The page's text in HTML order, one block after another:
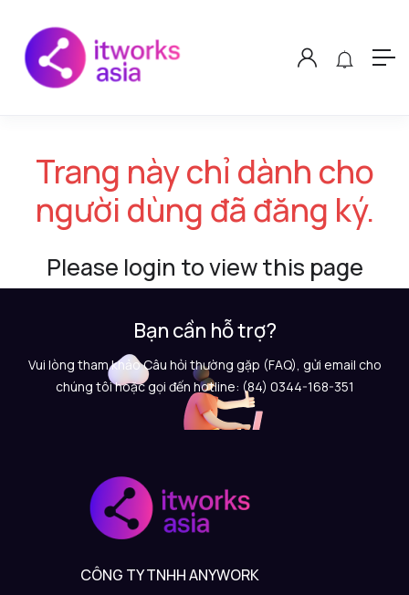
Trang này chỉ dành cho
người dùng đã đăng ký.
Please login to view this page
Bạn cần hỗ trợ?
Vui lòng tham khảo Câu hỏi thường gặp (FAQ), gửi email cho
chúng tôi hoặc gọi đến hotline: (84) 0344-168-351
CÔNG TY TNHH ANYWORK